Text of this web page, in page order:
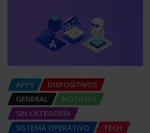
APPS
DISPOSITIVOS
GENERAL
NOTICIAS
SIN CATEGORÍA
SISTEMA OPERATIVO
TECH